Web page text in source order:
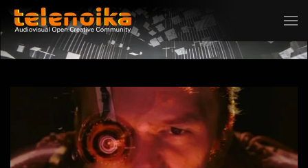
Ir al contenido principal